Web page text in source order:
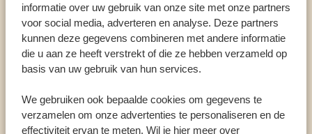
informatie over uw gebruik van onze site met onze partners
voor social media, adverteren en analyse. Deze partners
kunnen deze gegevens combineren met andere informatie
die u aan ze heeft verstrekt of die ze hebben verzameld op
basis van uw gebruik van hun services.
We gebruiken ook bepaalde cookies om gegevens te
verzamelen om onze advertenties te personaliseren en de
effectiviteit ervan te meten. Wil je hier meer over
kijkt. Qua gedrag dan natuurlijk. Wist je bijvoorbeeld
dat ze gereedschap gebruiken om noten open te
breken of termieten uit een gat te lokken? En dat ze
door het krabben aan lichaamsdelen aangeven waar ze
meer. Want deze apen flirten ook graag. Hoe? Ze
verscheuren een blad of schudden aan een paar kleine